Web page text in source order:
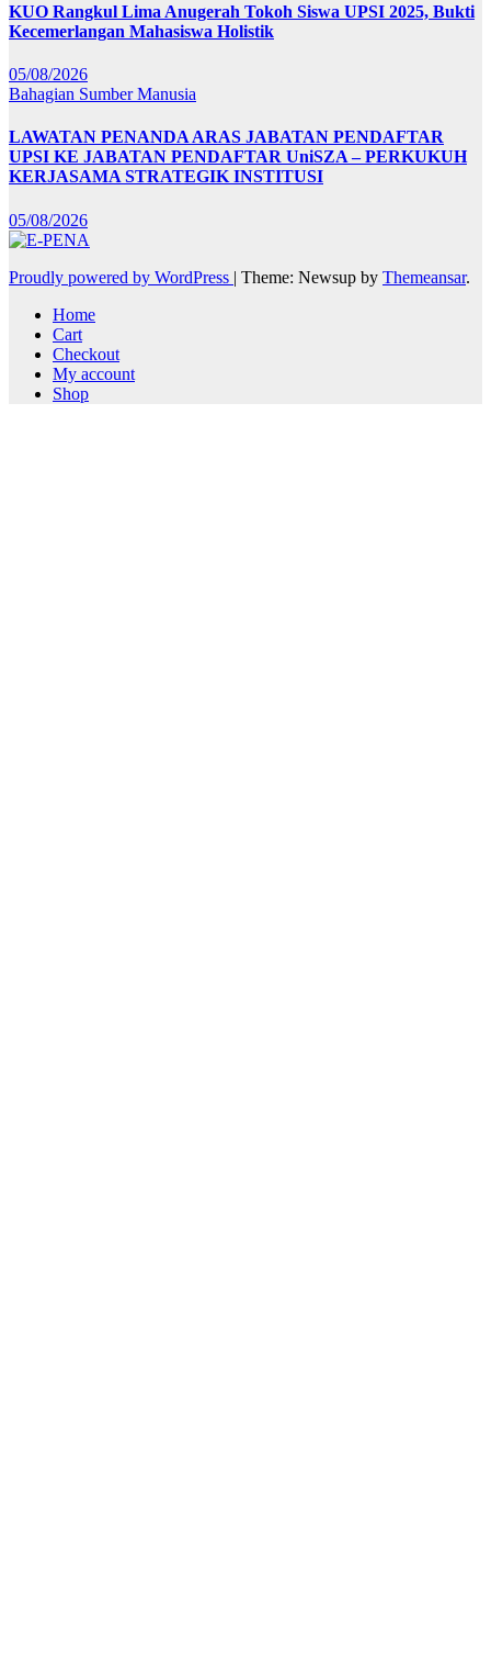
KUO Rangkul Lima Anugerah Tokoh Siswa UPSI 2025, Bukti
Kecemerlangan Mahasiswa Holistik
05/08/2026
Bahagian Sumber Manusia
LAWATAN PENANDA ARAS JABATAN PENDAFTAR
UPSI KE JABATAN PENDAFTAR UniSZA – PERKUKUH
KERJASAMA STRATEGIK INSTITUSI
05/08/2026
Proudly powered by WordPress | Theme: Newsup by Themeansar.
Home
Cart
Checkout
My account
Shop